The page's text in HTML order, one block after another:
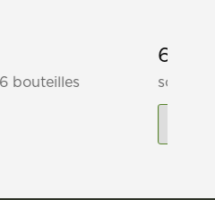
bouteilles
6,97
soit